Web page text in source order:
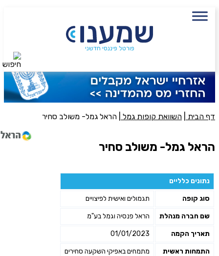
פורטל פיננסי חדשני
דף הבית השוואת קופות גמל הראל גמל- משולב סחיר
הראל גמל- משולב סחיר
נתונים כלליים
סוג קופה תגמולים ואישית לפיצויים
שם חברה מנהלת הראל פנסיה וגמל בע"מ
תאריך הקמה 01/01/2023
התמחות ראשית מתמחים באפיקי השקעה סחירים
שם מלא
פעולה נדרשת
סכום חיסכון בקרן
אני מאשר את תנאיי השימוש והפרטיות של האתר
מאשר כי פרטיי ישמשו לקבלת פניות והצעות שיווקיות למוצרים
פנסיוניים\ביטוח באמצעות טלפון, מייל או SMS מאיתנו או צד שלישי
שליחה
חיפוש